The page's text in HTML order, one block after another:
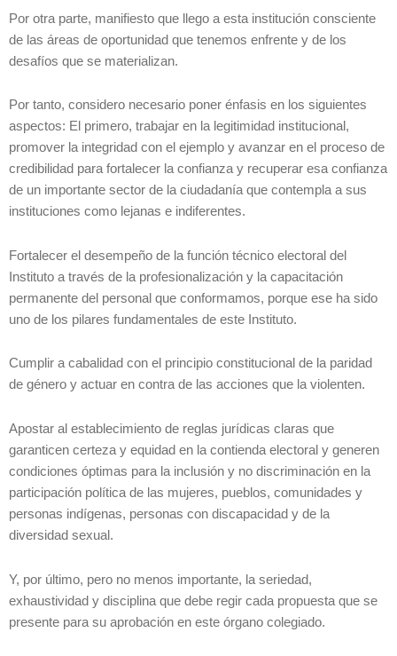
Por otra parte, manifiesto que llego a esta institución consciente
de las áreas de oportunidad que tenemos enfrente y de los
desafíos que se materializan.
Por tanto, considero necesario poner énfasis en los siguientes
aspectos: El primero, trabajar en la legitimidad institucional,
promover la integridad con el ejemplo y avanzar en el proceso de
credibilidad para fortalecer la confianza y recuperar esa confianza
de un importante sector de la ciudadanía que contempla a sus
instituciones como lejanas e indiferentes.
Fortalecer el desempeño de la función técnico electoral del
Instituto a través de la profesionalización y la capacitación
permanente del personal que conformamos, porque ese ha sido
uno de los pilares fundamentales de este Instituto.
Cumplir a cabalidad con el principio constitucional de la paridad
de género y actuar en contra de las acciones que la violenten.
Apostar al establecimiento de reglas jurídicas claras que
garanticen certeza y equidad en la contienda electoral y generen
condiciones óptimas para la inclusión y no discriminación en la
participación política de las mujeres, pueblos, comunidades y
personas indígenas, personas con discapacidad y de la
diversidad sexual.
Y, por último, pero no menos importante, la seriedad,
exhaustividad y disciplina que debe regir cada propuesta que se
presente para su aprobación en este órgano colegiado.